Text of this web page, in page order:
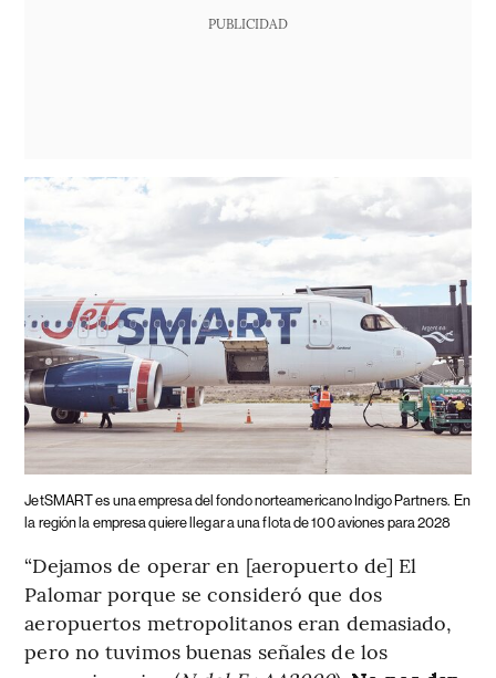
PUBLICIDAD
JetSMART es una empresa del fondo norteamericano Indigo Partners. En
la región la empresa quiere llegar a una flota de 100 aviones para 2028
“Dejamos de operar en [aeropuerto de] El
Palomar porque se consideró que dos
aeropuertos metropolitanos eran demasiado,
pero no tuvimos buenas señales de los